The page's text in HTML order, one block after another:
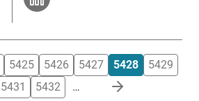
5425 5426 5427 5428
5429
5431 5432 …